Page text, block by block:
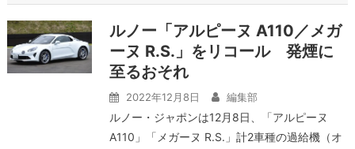
ルノー「アルピーヌ A110／メガ
ーヌ R.S.」をリコール 発煙に
至るおそれ
2022年12月8日 編集部
ルノー・ジャポンは12月8日、「アルピーヌ
A110」「メガーヌ R.S.」計2車種の過給機（オ